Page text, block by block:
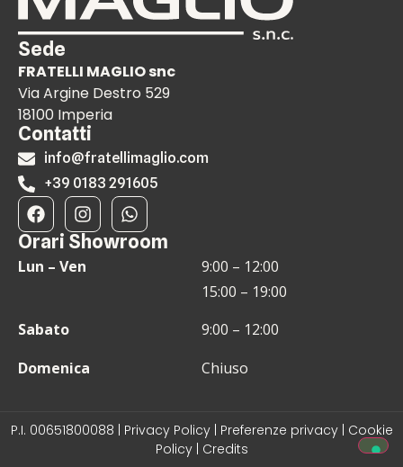
Sede
FRATELLI MAGLIO snc
Via Argine Destro 529
18100 Imperia
Contatti
info@fratellimaglio.com
+39 0183 291605
Orari Showroom
Lun – Ven
9:00 – 12:00
15:00 – 19:00
Sabato
9:00 – 12:00
Domenica
Chiuso
P.I. 00651800088 | Privacy Policy| Preferenze privacy| Cookie
Policy| Credits